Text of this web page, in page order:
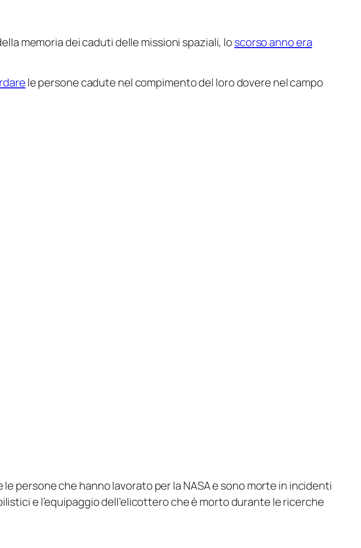
memoria dei caduti delle missioni spaziali, lo scorso anno era
le persone cadute nel compimento del loro dovere nel campo
persone che hanno lavorato per la NASA e sono morte in incidenti
e l’equipaggio dell’elicottero che è morto durante le ricerche